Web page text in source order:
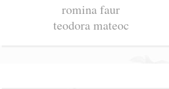
romina faur
teodora mateoc